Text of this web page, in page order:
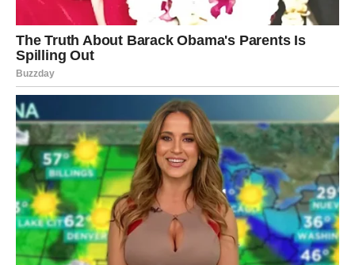
Kada je drugo dizanje završeno, vrijeme je za pečenje:
Zagrijavanje pećnice:
Pečenje pletenica:
Stavite pleh s pletenicama u
pećnicu i pecite ih između 20 do 25 minuta. Peciva su
gotova kada dobiju lijepu zlatno-smeđu boju i postanu
lagano hrskava izvana, dok iznutra ostaju nježna i
mekana.